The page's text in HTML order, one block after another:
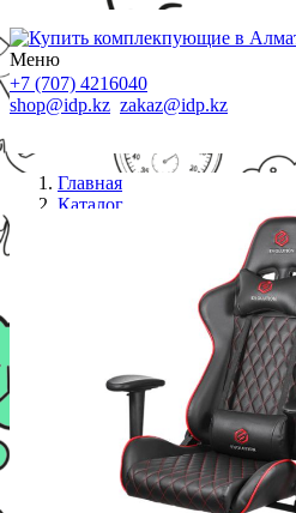
Меню
+7 (707) 4216040
shop@idp.kz zakaz@idp.kz
Главная
Каталог
Игровое кресло